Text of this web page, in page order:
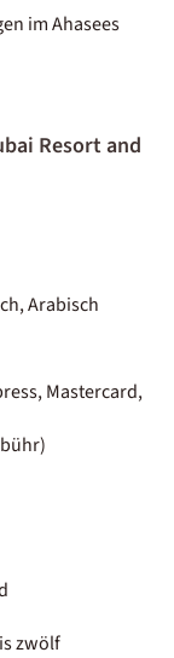
im Ahasees
Resort and
Arabisch
Mastercard,
zwölf